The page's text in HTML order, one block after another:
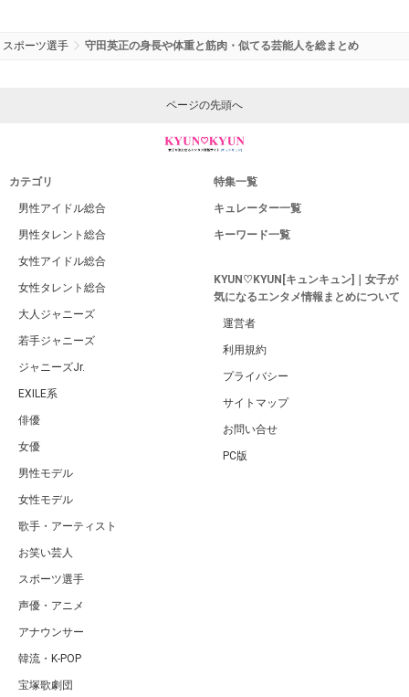
スポーツ選手 守田英正の身長や体重と筋肉・似てる芸能人を総まとめ
ページの先頭へ
カテゴリ
男性アイドル総合
男性タレント総合
女性アイドル総合
女性タレント総合
大人ジャニーズ
若手ジャニーズ
ジャニーズJr.
EXILE系
俳優
女優
男性モデル
女性モデル
歌手・アーティスト
お笑い芸人
スポーツ選手
声優・アニメ
アナウンサー
韓流・K-POP
宝塚歌劇団
特集一覧
キュレーター一覧
キーワード一覧
KYUN♡KYUN[キュンキュン]｜女子が
気になるエンタメ情報まとめについて
運営者
利用規約
プライバシー
サイトマップ
お問い合せ
PC版